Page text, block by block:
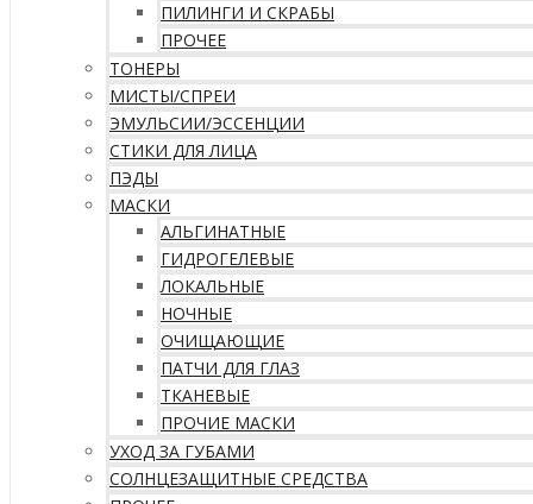
ПИЛИНГИ И СКРАБЫ
ПРОЧЕЕ
ТОНЕРЫ
МИСТЫ/СПРЕИ
ЭМУЛЬСИИ/ЭССЕНЦИИ
СТИКИ ДЛЯ ЛИЦА
ПЭДЫ
МАСКИ
АЛЬГИНАТНЫЕ
ГИДРОГЕЛЕВЫЕ
ЛОКАЛЬНЫЕ
НОЧНЫЕ
ОЧИЩАЮЩИЕ
ПАТЧИ ДЛЯ ГЛАЗ
ТКАНЕВЫЕ
ПРОЧИЕ МАСКИ
УХОД ЗА ГУБАМИ
СОЛНЦЕЗАЩИТНЫЕ СРЕДСТВА